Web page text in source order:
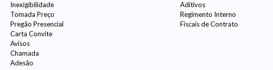
Inexigibilidade
Tomada Preço
Pregão Presencial
Carta Convite
Avisos
Chamada
Adesão
Aditivos
Regimento Interno
Fiscais de Contrato